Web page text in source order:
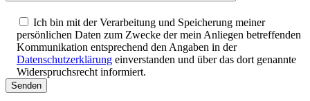
Ich bin mit der Verarbeitung und Speicherung meiner
persönlichen Daten zum Zwecke der mein Anliegen betreffenden
Kommunikation entsprechend den Angaben in der
Datenschutzerklärung einverstanden und über das dort genannte
Widerspruchsrecht informiert.